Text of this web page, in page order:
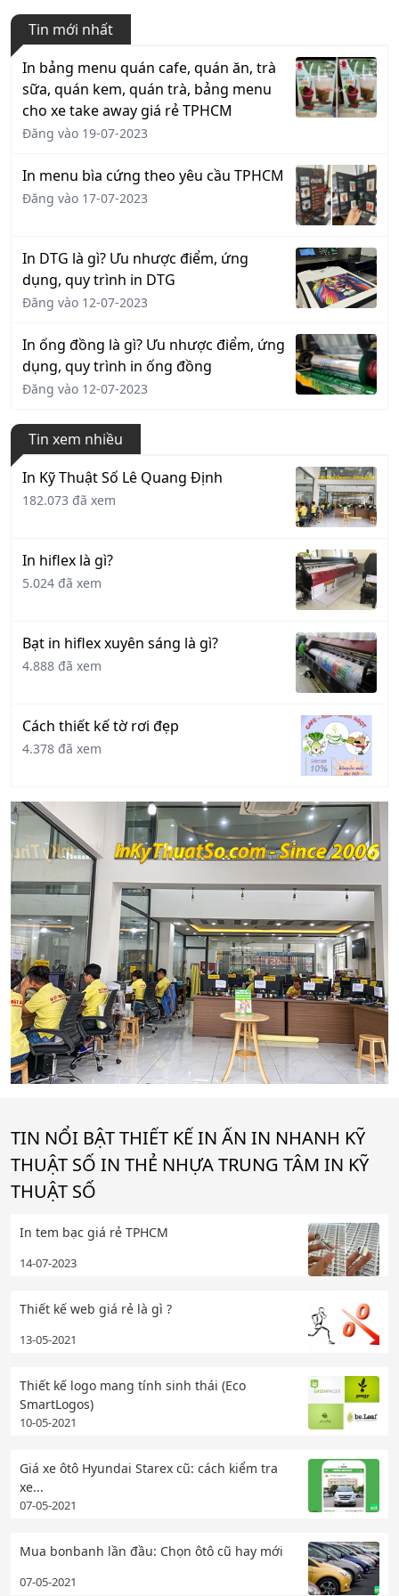
Tin mới nhất
In bảng menu quán cafe, quán ăn, trà
sữa, quán kem, quán trà, bảng menu
cho xe take away giá rẻ TPHCM
Đăng vào 19-07-2023
In menu bìa cứng theo yêu cầu TPHCM
Đăng vào 17-07-2023
In DTG là gì? Ưu nhược điểm, ứng
dụng, quy trình in DTG
Đăng vào 12-07-2023
In ống đồng là gì? Ưu nhược điểm, ứng
dụng, quy trình in ống đồng
Đăng vào 12-07-2023
Tin xem nhiều
In Kỹ Thuật Số Lê Quang Định
182.073 đã xem
In hiflex là gì?
5.024 đã xem
Bạt in hiflex xuyên sáng là gì?
4.888 đã xem
Cách thiết kế tờ rơi đẹp
4.378 đã xem
TIN NỔI BẬT THIẾT KẾ IN ẤN IN NHANH KỸ
THUẬT SỐ IN THẺ NHỰA TRUNG TÂM IN KỸ
THUẬT SỐ
In tem bạc giá rẻ TPHCM
14-07-2023
Thiết kế web giá rẻ là gì ?
13-05-2021
Thiết kế logo mang tính sinh thái (Eco
SmartLogos)
10-05-2021
Giá xe ôtô Hyundai Starex cũ: cách kiểm tra
xe...
07-05-2021
Mua bonbanh lần đầu: Chọn ôtô cũ hay mới
07-05-2021